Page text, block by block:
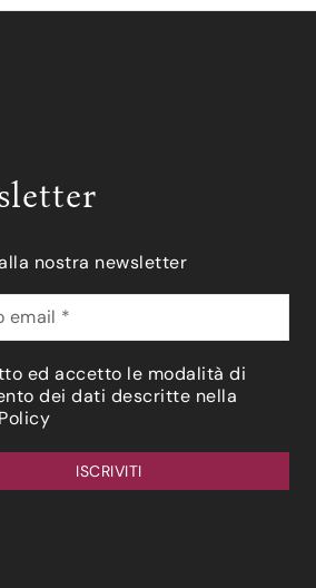
nostra newsletter
ed accetto le modalità di
dei dati descritte nella